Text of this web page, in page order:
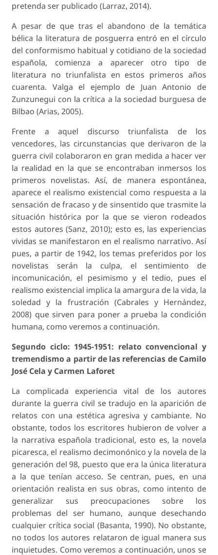
pretenda ser publicado (Larraz, 2014).
A pesar de que tras el abandono de la temática
bélica la literatura de posguerra entró en el círculo
del conformismo habitual y cotidiano de la sociedad
española, comienza a aparecer otro tipo de
literatura no triunfalista en estos primeros años
cuarenta. Valga el ejemplo de Juan Antonio de
Zunzunegui con la crítica a la sociedad burguesa de
Bilbao (Arias, 2005).
Frente a aquel discurso triunfalista de los
vencedores, las circunstancias que derivaron de la
guerra civil colaboraron en gran medida a hacer ver
la realidad en la que se encontraban inmersos los
primeros novelistas. Así, de manera espontánea,
aparece el realismo existencial como respuesta a la
sensación de fracaso y de sinsentido que trasmite la
situación histórica por la que se vieron rodeados
estos autores (Sanz, 2010); esto es, las experiencias
vividas se manifestaron en el realismo narrativo. Así
pues, a partir de 1942, los temas preferidos por los
novelistas serán la culpa, el sentimiento de
incomunicación, el pesimismo y el tedio, pues el
realismo existencial implica la amargura de la vida, la
soledad y la frustración (Cabrales y Hernández,
2008) que sirven para poner a prueba la condición
humana, como veremos a continuación.
Segundo ciclo: 1945-1951: relato convencional y
tremendismo a partir de las referencias de Camilo
José Cela y Carmen Laforet
La complicada experiencia vital de los autores
durante la guerra civil se tradujo en la aparición de
relatos con una estética agresiva y cambiante. No
obstante, todos los escritores hubieron de volver a
la narrativa española tradicional, esto es, la novela
picaresca, el realismo decimonónico y la novela de la
generación del 98, puesto que era la única literatura
a la que tenían acceso. Se centran, pues, en una
orientación realista en sus obras, como intento de
generalizar sus preocupaciones sobre los
problemas del ser humano, aunque desechando
cualquier crítica social (Basanta, 1990). No obstante,
no todos los autores relataron de igual manera sus
inquietudes. Como veremos a continuación, unos se